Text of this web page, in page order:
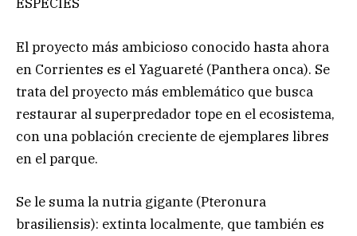
ESPECIES
El proyecto más ambicioso conocido hasta ahora
en Corrientes es el Yaguareté (Panthera onca). Se
trata del proyecto más emblemático que busca
restaurar al superpredador tope en el ecosistema,
con una población creciente de ejemplares libres
en el parque.
Se le suma la nutria gigante (Pteronura
brasiliensis): extinta localmente, que también es